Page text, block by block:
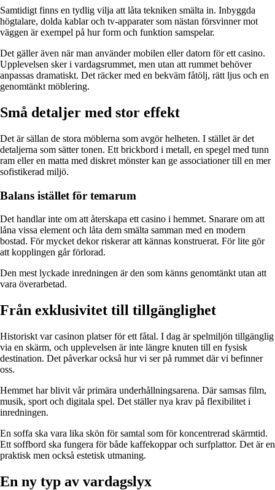
Samtidigt finns en tydlig vilja att låta tekniken smälta in. Inbyggda
högtalare, dolda kablar och tv-apparater som nästan försvinner mot
väggen är exempel på hur form och funktion samspelar.
Det gäller även när man använder mobilen eller datorn för ett casino.
Upplevelsen sker i vardagsrummet, men utan att rummet behöver
anpassas dramatiskt. Det räcker med en bekväm fåtölj, rätt ljus och en
genomtänkt möblering.
Små detaljer med stor effekt
Det är sällan de stora möblerna som avgör helheten. I stället är det
detaljerna som sätter tonen. Ett brickbord i metall, en spegel med tunn
ram eller en matta med diskret mönster kan ge associationer till en mer
sofistikerad miljö.
Balans istället för temarum
Det handlar inte om att återskapa ett casino i hemmet. Snarare om att
låna vissa element och låta dem smälta samman med en modern
bostad. För mycket dekor riskerar att kännas konstruerat. För lite gör
att kopplingen går förlorad.
Den mest lyckade inredningen är den som känns genomtänkt utan att
vara överarbetad.
Från exklusivitet till tillgänglighet
Historiskt var casinon platser för ett fåtal. I dag är spelmiljön tillgänglig
via en skärm, och upplevelsen är inte längre knuten till en fysisk
destination. Det påverkar också hur vi ser på rummet där vi befinner
oss.
Hemmet har blivit vår primära underhållningsarena. Där samsas film,
musik, sport och digitala spel. Det ställer nya krav på flexibilitet i
inredningen.
En soffa ska vara lika skön för samtal som för koncentrerad skärmtid.
Ett soffbord ska fungera för både kaffekoppar och surfplattor. Det är en
praktisk men också estetisk utmaning.
En ny typ av vardagslyx